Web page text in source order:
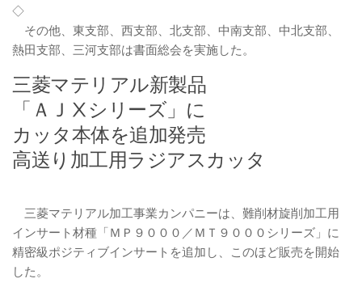
◇
その他、東支部、西支部、北支部、中南支部、中北支部、
熱田支部、三河支部は書面総会を実施した。
三菱マテリアル新製品
「ＡＪⅩシリーズ」に
カッタ本体を追加発売
高送り加工用ラジアスカッタ
三菱マテリアル加工事業カンパニーは、難削材旋削加工用
インサート材種「ＭＰ９０００／ＭＴ９０００シリーズ」に
精密級ポジティブインサートを追加し、このほど販売を開始
した。